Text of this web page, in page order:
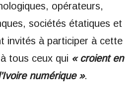
opérateurs,
sociétés étatiques et
invités à participer à cette
tous ceux qui « croient en
numérique ».